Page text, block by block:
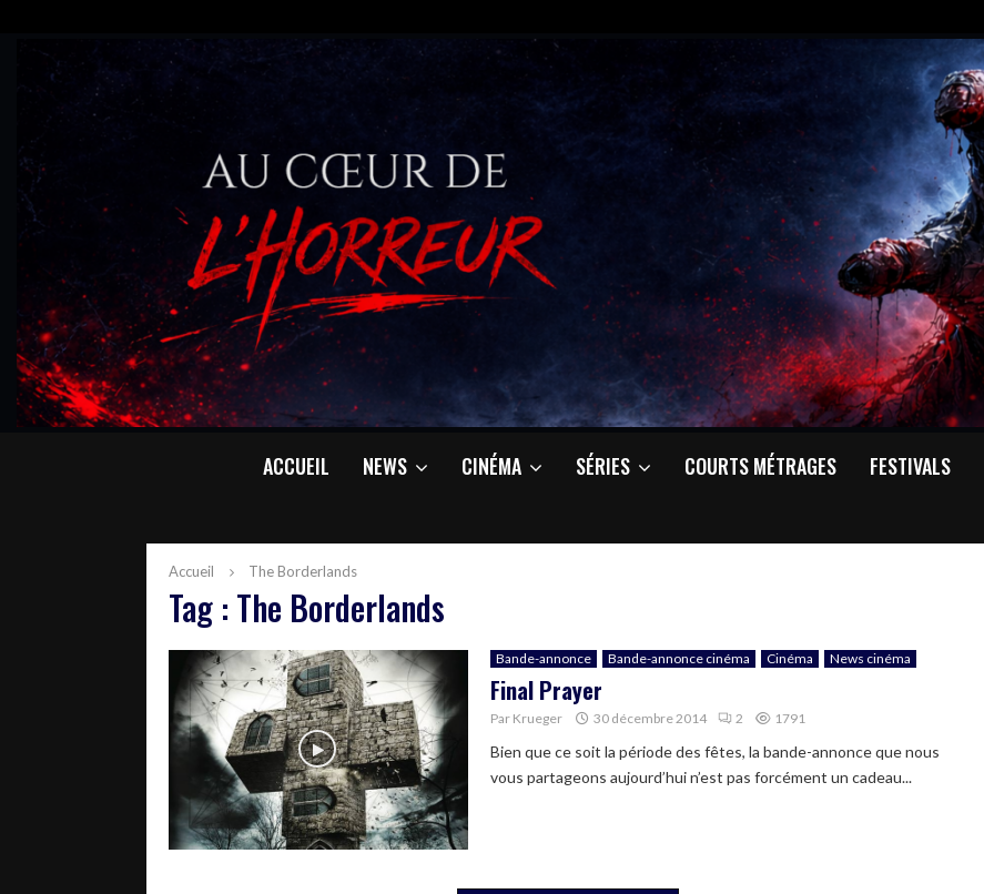
ACCUEIL NEWS CINÉMA SÉRIES COURTS MÉTRAGES FESTIVALS
Accueil The Borderlands
Tag : The Borderlands
Bande-annonce Bande-annonce cinéma Cinéma News cinéma
Final Prayer
Par Krueger 30 décembre 2014 2 1791
Bien que ce soit la période des fêtes, la bande-annonce que nous
vous partageons aujourd’hui n’est pas forcément un cadeau...